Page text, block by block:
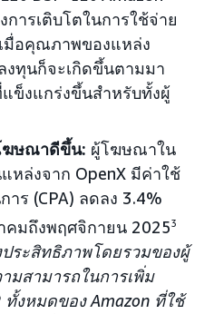
การเติบโตในการใช้จ่าย
มื่อคุณภาพของแหล่ง
ทุนก็จะเกิดขึ้นตามมา
ข็งแกร่งขึ้นสำหรับทั้งผู้
ฆษณาดีขึ้น: ผู้โฆษณาใน
ล่งจาก OpenX มีค่าใช้
าร (CPA) ลดลง 3.4%
คมถึงพฤศจิกายน 20253
ระสิทธิภาพโดยรวมของผู้
มสามารถในการเพิ่ม
ทั้งหมดของ Amazon ที่ใช้